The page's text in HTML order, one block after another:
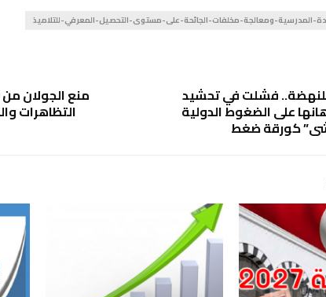
المدرسية-ومعالجة-مخلفات-الجائحة-على-مستوى-التحصيل-المعرفي-للتلاميذ
فشلت في تحشيد
على الضغوط الدولية
كورقة ضغط
التظاهرات